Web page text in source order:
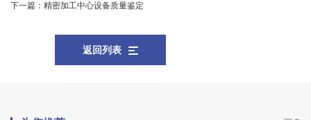
下一篇： 精密加工中心设备质量鉴定
返回列表